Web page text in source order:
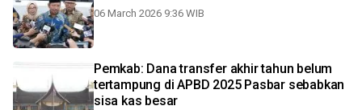
06 March 2026 9:36 WIB
Pemkab: Dana transfer akhir tahun belum
tertampung di APBD 2025 Pasbar sebabkan
sisa kas besar